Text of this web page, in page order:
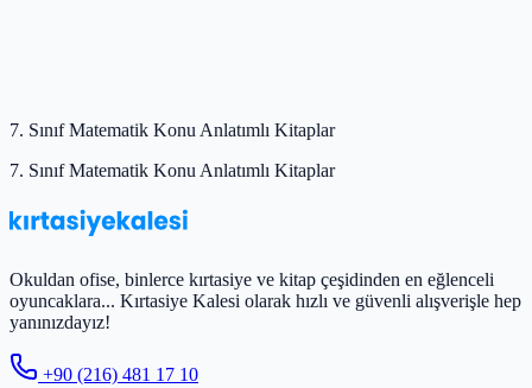
7. Sınıf Matematik Konu Anlatımlı Kitaplar
7. Sınıf Matematik Konu Anlatımlı Kitaplar
Okuldan ofise, binlerce kırtasiye ve kitap çeşidinden en eğlenceli
oyuncaklara... Kırtasiye Kalesi olarak hızlı ve güvenli alışverişle hep
yanınızdayız!
+90 (216) 481 17 10